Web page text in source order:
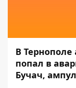
В
попал в
Бучач,